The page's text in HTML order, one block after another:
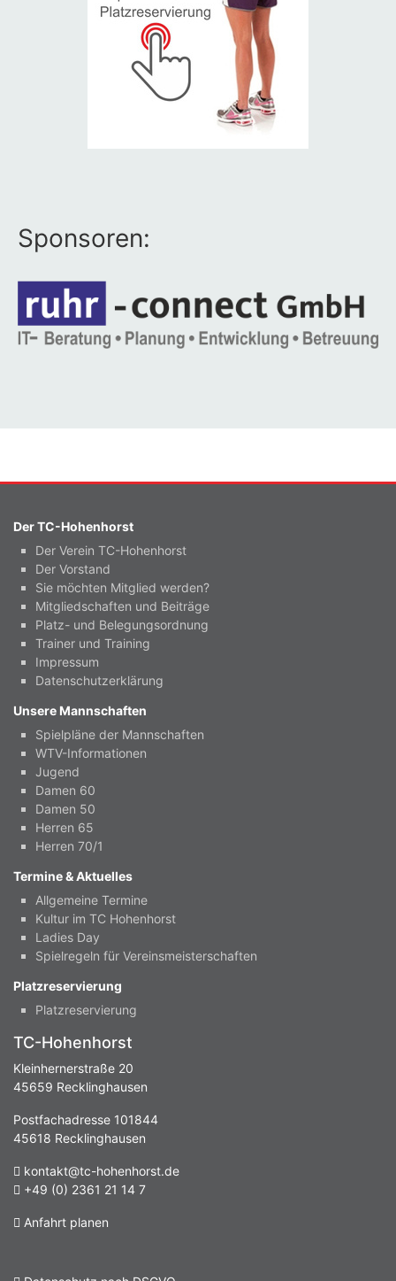
Sponsoren:
Der TC-Hohenhorst
Der Verein TC-Hohenhorst
Der Vorstand
Sie möchten Mitglied werden?
Mitgliedschaften und Beiträge
Platz- und Belegungsordnung
Trainer und Training
Impressum
Datenschutzerklärung
Unsere Mannschaften
Spielpläne der Mannschaften
WTV-Informationen
Jugend
Damen 60
Damen 50
Herren 65
Herren 70/1
Termine & Aktuelles
Allgemeine Termine
Kultur im TC Hohenhorst
Ladies Day
Spielregeln für Vereinsmeisterschaften
Platzreservierung
Platzreservierung
TC-Hohenhorst
Kleinhernerstraße 20
45659 Recklinghausen
Postfachadresse 101844
45618 Recklinghausen
kontakt@tc-hohenhorst.de
+49 (0) 2361 21 14 7
Anfahrt planen